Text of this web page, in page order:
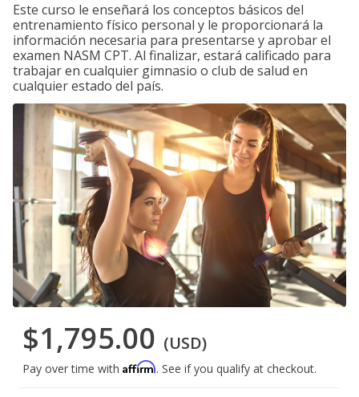
Este curso le enseñará los conceptos básicos del
entrenamiento físico personal y le proporcionará la
información necesaria para presentarse y aprobar el
examen NASM CPT. Al finalizar, estará calificado para
trabajar en cualquier gimnasio o club de salud en
cualquier estado del país.
$1,795.00 (USD)
Pay over time with Affirm. See if you qualify at checkout.